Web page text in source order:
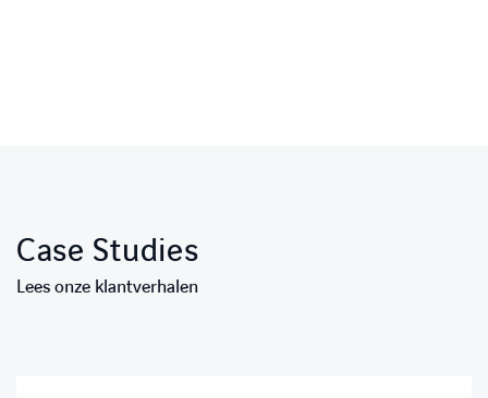
Case Studies
Lees onze klantverhalen